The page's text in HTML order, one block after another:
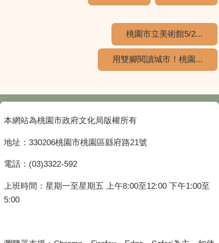
桃園市立美術館5/2...
用雙腳閱讀城市！桃園...
:::
本網站為桃園市政府文化局版權所有
地址：330206桃園市桃園區縣府路21號
電話：(03)3322-592
上班時間：星期一至星期五 上午8:00至12:00 下午1:00至
5:00